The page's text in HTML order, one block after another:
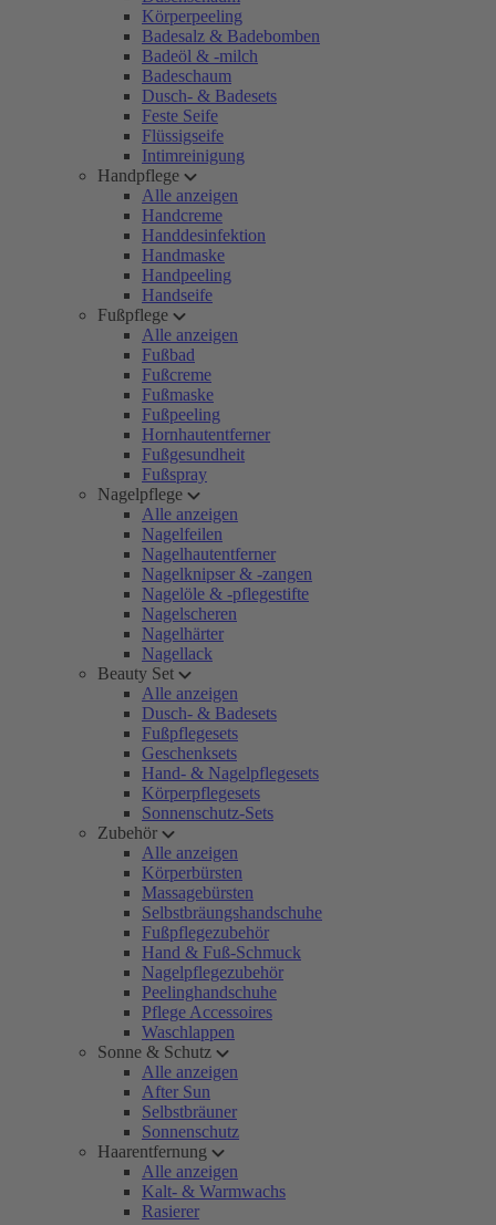
Körperpeeling
Badesalz & Badebomben
Badeöl & -milch
Badeschaum
Dusch- & Badesets
Feste Seife
Flüssigseife
Intimreinigung
Handpflege
Alle anzeigen
Handcreme
Handdesinfektion
Handmaske
Handpeeling
Handseife
Fußpflege
Alle anzeigen
Fußbad
Fußcreme
Fußmaske
Fußpeeling
Hornhautentferner
Fußgesundheit
Fußspray
Nagelpflege
Alle anzeigen
Nagelfeilen
Nagelhautentferner
Nagelknipser & -zangen
Nagelöle & -pflegestifte
Nagelscheren
Nagelhärter
Nagellack
Beauty Set
Alle anzeigen
Dusch- & Badesets
Fußpflegesets
Geschenksets
Hand- & Nagelpflegesets
Körperpflegesets
Sonnenschutz-Sets
Zubehör
Alle anzeigen
Körperbürsten
Massagebürsten
Selbstbräungshandschuhe
Fußpflegezubehör
Hand & Fuß-Schmuck
Nagelpflegezubehör
Peelinghandschuhe
Pflege Accessoires
Waschlappen
Sonne & Schutz
Alle anzeigen
After Sun
Selbstbräuner
Sonnenschutz
Haarentfernung
Alle anzeigen
Kalt- & Warmwachs
Rasierer